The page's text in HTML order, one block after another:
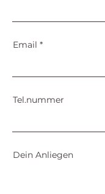
Email
Tel.nummer
Dein Anliegen